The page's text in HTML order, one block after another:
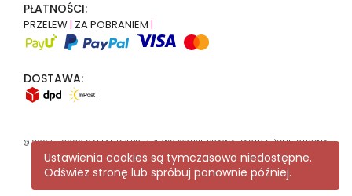
PŁATNOŚCI:
PRZELEW| ZA POBRANIEM |
DOSTAWA:
© 2007 - 2026 SALTANDPEPPER.PL WSZYSTKIE PRAWA ZASTRZEŻONE. STRONA
KORZYSTA Z RECAPTCHA .POLITYKA PRYWATNOŚCIGOOGLE MA
ZASTOSOWANIE.
Ustawienia cookies są tymczasowo niedostępne.
Odśwież stronę lub spróbuj ponownie później.